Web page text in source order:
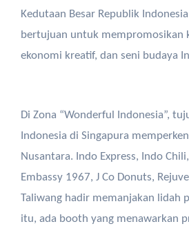
Kedutaan Besar Republik
bertujuan untuk mempromosikan
ekonomi kreatif, dan seni budaya
Di Zona “Wonderful Indonesia”,
Indonesia di Singapura
Nusantara. Indo Express, Indo
Embassy 1967, J Co Donuts,
Taliwang hadir memanjakan lidah
itu, ada booth yang menawarkan